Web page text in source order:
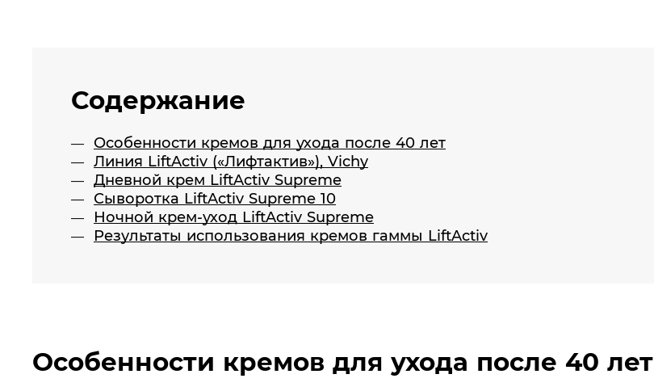
Содержание
Особенности кремов для ухода после 40 лет
Линия LiftActiv («Лифтактив»), Vichy
Дневной крем LiftActiv Supreme
Сыворотка LiftActiv Supreme 10
Ночной крем-уход LiftActiv Supreme
Результаты использования кремов гаммы LiftActiv
Особенности кремов для ухода после 40 лет